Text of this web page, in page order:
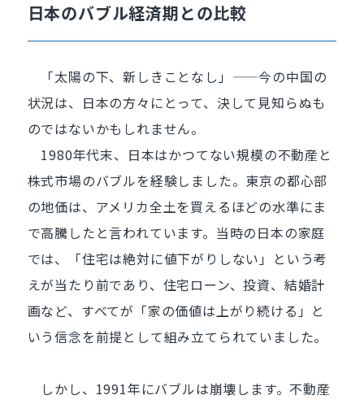
日本のバブル経済期との比較
「太陽の下、新しきことなし」——今の中国の
状況は、日本の方々にとって、決して見知らぬも
のではないかもしれません。
1980年代末、日本はかつてない規模の不動産と
株式市場のバブルを経験しました。東京の都心部
の地価は、アメリカ全土を買えるほどの水準にま
で高騰したと言われています。当時の日本の家庭
では、「住宅は絶対に値下がりしない」という考
えが当たり前であり、住宅ローン、投資、結婚計
画など、すべてが「家の価値は上がり続ける」と
いう信念を前提として組み立てられていました。
しかし、1991年にバブルは崩壊します。不動産